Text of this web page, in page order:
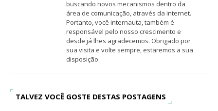
buscando novos mecanismos dentro da
área de comunicação, através da internet.
Portanto, você internauta, também é
responsável pelo nosso crescimento e
desde já lhes agradecemos. Obrigado por
sua visita e volte sempre, estaremos a sua
disposição.
TALVEZ VOCÊ GOSTE DESTAS POSTAGENS